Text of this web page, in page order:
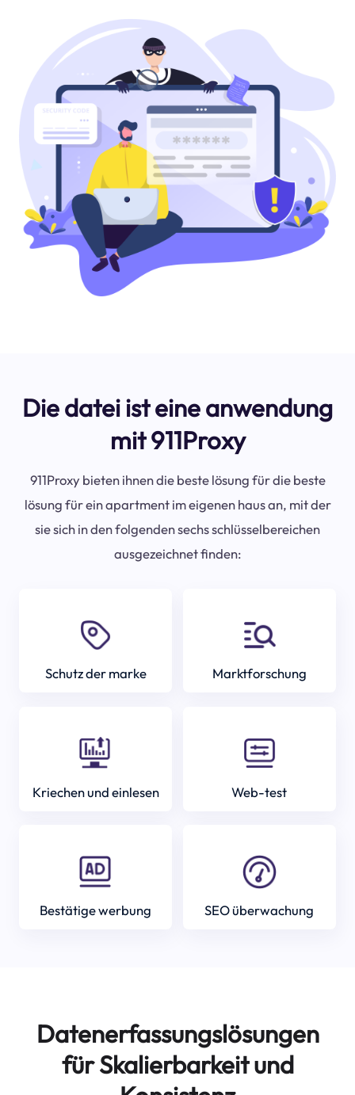
Die datei ist eine anwendung
mit 911Proxy
911Proxy bieten ihnen die beste lösung für die beste
lösung für ein apartment im eigenen haus an, mit der
sie sich in den folgenden sechs schlüsselbereichen
ausgezeichnet finden:
Schutz der marke Marktforschung
Kriechen und einlesen Web-test
Bestätige werbung SEO überwachung
Datenerfassungslösungen
für Skalierbarkeit und